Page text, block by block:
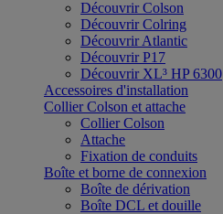
Découvrir Colson
Découvrir Colring
Découvrir Atlantic
Découvrir P17
Découvrir XL³ HP 6300
Accessoires d'installation
Collier Colson et attache
Collier Colson
Attache
Fixation de conduits
Boîte et borne de connexion
Boîte de dérivation
Boîte DCL et douille